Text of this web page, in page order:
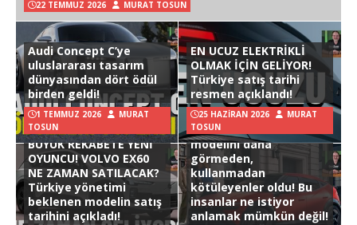
22 TEMMUZ 2026 MURAT TOSUN
Audi Concept C’ye
uluslararası tasarım
dünyasından dört ödül
birden geldi!
1 TEMMUZ 2026
MURAT
TOSUN
EN UCUZ ELEKTRİKLİ
OLMAK İÇİN GELİYOR!
Türkiye satış tarihi
resmen açıklandı!
25 HAZIRAN 2026
MURAT
TOSUN
BÜYÜK REKABETE YENİ
OYUNCU! VOLVO EX60
NE ZAMAN SATILACAK?
Türkiye yönetimi
beklenen modelin satış
tarihini açıkladı!
Hyundai Ioniq 3
modelini daha
görmeden,
kullanmadan
kötüleyenler oldu! Bu
insanlar ne istiyor
anlamak mümkün değil!